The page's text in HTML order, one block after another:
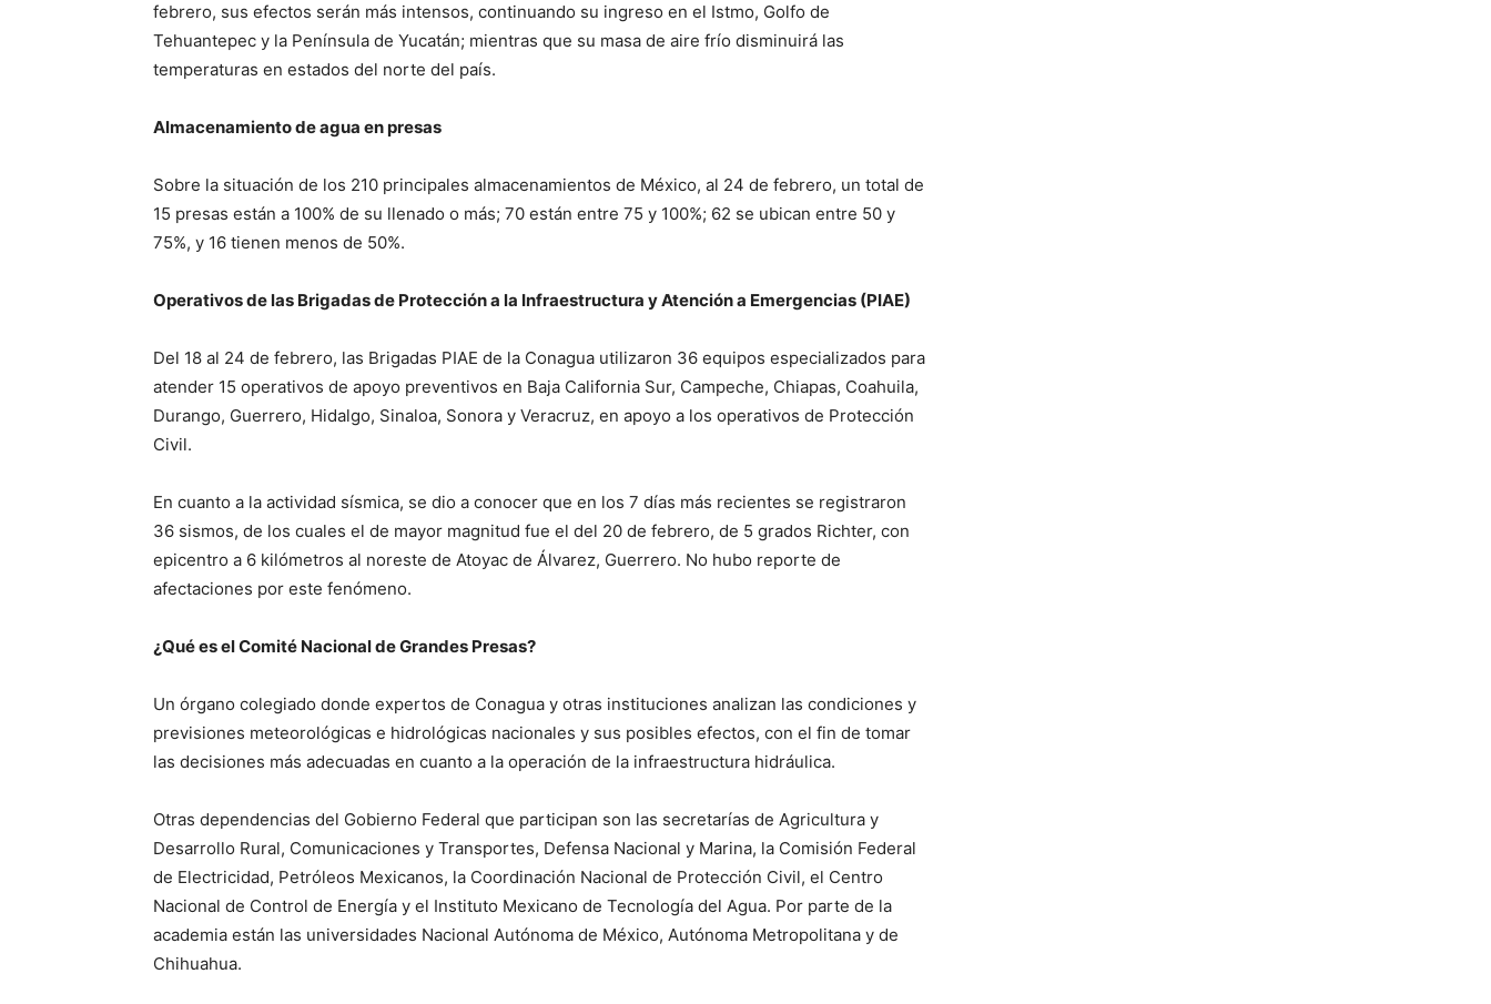
febrero, sus efectos serán más intensos, continuando su ingreso en el Istmo, Golfo de
Tehuantepec y la Península de Yucatán; mientras que su masa de aire frío disminuirá las
temperaturas en estados del norte del país.
Almacenamiento de agua en presas
Sobre la situación de los 210 principales almacenamientos de México, al 24 de febrero, un total de
15 presas están a 100% de su llenado o más; 70 están entre 75 y 100%; 62 se ubican entre 50 y
75%, y 16 tienen menos de 50%.
Operativos de las Brigadas de Protección a la Infraestructura y Atención a Emergencias (PIAE)
Del 18 al 24 de febrero, las Brigadas PIAE de la Conagua utilizaron 36 equipos especializados para
atender 15 operativos de apoyo preventivos en Baja California Sur, Campeche, Chiapas, Coahuila,
Durango, Guerrero, Hidalgo, Sinaloa, Sonora y Veracruz, en apoyo a los operativos de Protección
Civil.
En cuanto a la actividad sísmica, se dio a conocer que en los 7 días más recientes se registraron
36 sismos, de los cuales el de mayor magnitud fue el del 20 de febrero, de 5 grados Richter, con
epicentro a 6 kilómetros al noreste de Atoyac de Álvarez, Guerrero. No hubo reporte de
afectaciones por este fenómeno.
¿Qué es el Comité Nacional de Grandes Presas?
Un órgano colegiado donde expertos de Conagua y otras instituciones analizan las condiciones y
previsiones meteorológicas e hidrológicas nacionales y sus posibles efectos, con el fin de tomar
las decisiones más adecuadas en cuanto a la operación de la infraestructura hidráulica.
Otras dependencias del Gobierno Federal que participan son las secretarías de Agricultura y
Desarrollo Rural, Comunicaciones y Transportes, Defensa Nacional y Marina, la Comisión Federal
de Electricidad, Petróleos Mexicanos, la Coordinación Nacional de Protección Civil, el Centro
Nacional de Control de Energía y el Instituto Mexicano de Tecnología del Agua. Por parte de la
academia están las universidades Nacional Autónoma de México, Autónoma Metropolitana y de
Chihuahua.